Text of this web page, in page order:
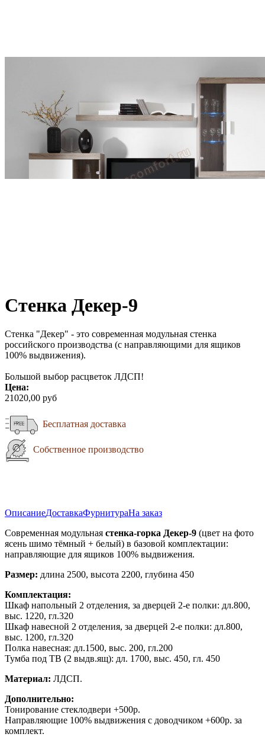
Стенка Декер-9
Стенка "Декер" - это современная модульная стенка
российского производства (с направляющими для ящиков
100% выдвижения).
Большой выбор расцветок ЛДСП!
Цена:
21020,00 руб
Бесплатная доставка
Собственное производство
ОписаниеДоставкаФурнитураНа заказ
Современная модульная стенка-горка Декер-9 (цвет на фото
ясень шимо тёмный + белый) в базовой комплектации:
направляющие для ящиков 100% выдвижения.
Размер: длина 2500, высота 2200, глубина 450
Комплектация:
Шкаф напольный 2 отделения, за дверцей 2-е полки: дл.800,
выс. 1220, гл.320
Шкаф навесной 2 отделения, за дверцей 2-е полки: дл.800,
выс. 1200, гл.320
Полка навесная: дл.1500, выс. 200, гл.200
Тумба под ТВ (2 выдв.ящ): дл. 1700, выс. 450, гл. 450
Материал: ЛДСП.
Дополнительно:
Тонирование стеклодвери +500р.
Направляющие 100% выдвижения с доводчиком +600р. за
комплект.